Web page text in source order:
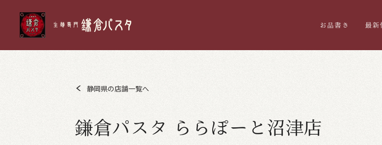
お品書き 最新
静岡県の店舗一覧へ
鎌倉パスタ ららぽーと沼津店